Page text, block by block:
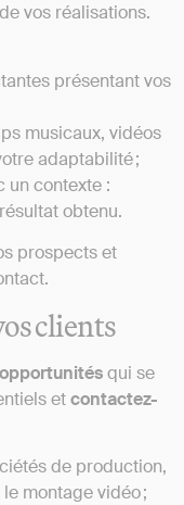
vos réalisations.
présentant vos
musicaux, vidéos
adaptabilité ;
un contexte :
obtenu.
prospects et
clients
opportunitésqui se
etcontactez-
de production,
montage vidéo ;